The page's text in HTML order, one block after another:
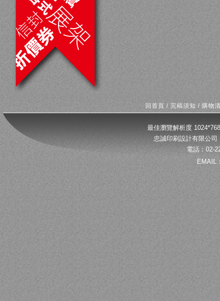
回首頁 /完稿須知 /購物
最佳瀏覽解析度
忠誠印刷設計有限公
電話：02-
EMAIL